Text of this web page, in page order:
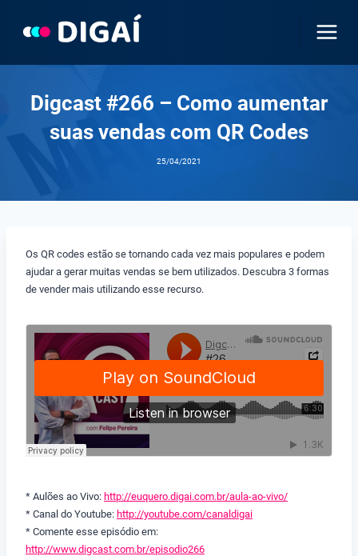
Digcast #266 – Como aumentar
suas vendas com QR Codes
25/04/2021
Os QR codes estão se tornando cada vez mais populares e podem
ajudar a gerar muitas vendas se bem utilizados. Descubra 3 formas
de vender mais utilizando esse recurso.
* Aulões ao Vivo: http://euquero.digai.com.br/aula-ao-vivo/
* Canal do Youtube: http://youtube.com/canaldigai
* Comente esse episódio em:
http://www.digcast.com.br/episodio266